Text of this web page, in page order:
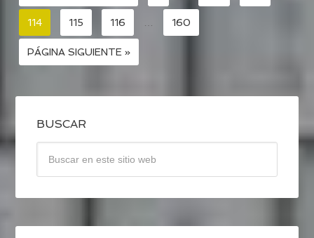
114 115 116 … 160
PÁGINA SIGUIENTE »
BUSCAR